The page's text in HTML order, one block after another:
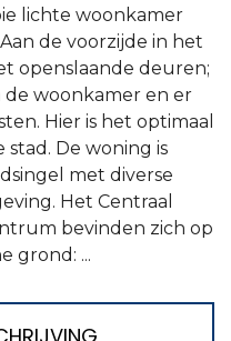
lichte woonkamer
de voorzijde in het
openslaande deuren;
de woonkamer en er
Hier is het optimaal
De woning is
met diverse
Het Centraal
bevinden zich op
grond: ...